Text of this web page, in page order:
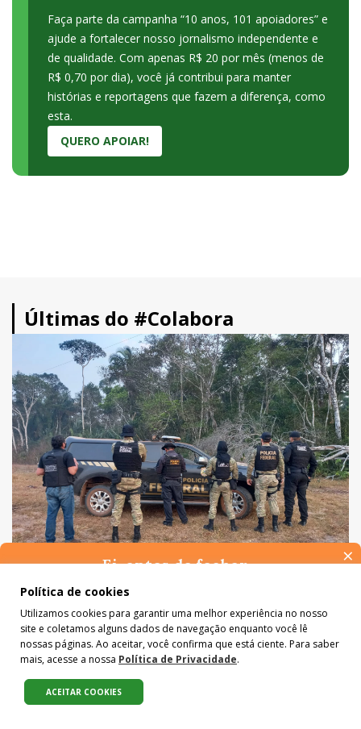
Faça parte da campanha “10 anos, 101 apoiadores” e
ajude a fortalecer nosso jornalismo independente e
de qualidade. Com apenas R$ 20 por mês (menos de
R$ 0,70 por dia), você já contribui para manter
histórias e reportagens que fazem a diferença, como
esta.
QUERO APOIAR!
Últimas do #Colabora
MEIO AMBIENTE
Alertas de desmatamento em 2026 são os
menores da história
Compartilhe:
Política de cookies
Utilizamos cookies para garantir uma melhor experiência no nosso
site e coletamos alguns dados de navegação enquanto você lê
nossas páginas. Ao aceitar, você confirma que está ciente. Para saber
mais, acesse a nossa Política de Privacidade.
ACEITAR COOKIES
×
Ei, antes de fechar…
Pense na importância de manter-se informado(a). Quer ter
colunistas e reportagens especiais? Receba a nossa newsletter.
É de graça :)